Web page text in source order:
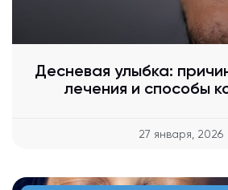
Десневая улыбка:
лечения и способы
27 января, 2026